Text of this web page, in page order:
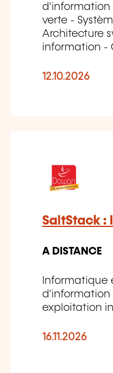
d'information
verte -
Architecture
information -
12.10.2026
SaltStack :
A DISTANCE
Informatique
d'information
exploitation
16.11.2026